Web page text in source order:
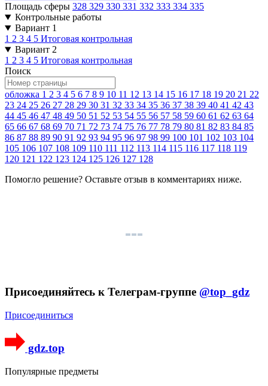
Площадь сферы 328 329 330 331 332 333 334 335
Контрольные работы
Вариант 1
1 2 3 4 5 Итоговая контрольная
Вариант 2
1 2 3 4 5 Итоговая контрольная
Поиск
обложка 1 2 3 4 5 6 7 8 9 10 11 12 13 14 15 16 17 18 19 20 21 22
23 24 25 26 27 28 29 30 31 32 33 34 35 36 37 38 39 40 41 42 43
44 45 46 47 48 49 50 51 52 53 54 55 56 57 58 59 60 61 62 63 64
65 66 67 68 69 70 71 72 73 74 75 76 77 78 79 80 81 82 83 84 85
86 87 88 89 90 91 92 93 94 95 96 97 98 99 100 101 102 103 104
105 106 107 108 109 110 111 112 113 114 115 116 117 118 119
120 121 122 123 124 125 126 127 128
Помогло решение? Оставьте отзыв в комментариях ниже.
Присоединяйтесь к Телеграм-группе @top_gdz
Присоединиться
gdz.top
Популярные предметы